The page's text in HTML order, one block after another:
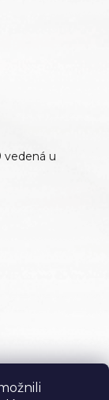
vedená u